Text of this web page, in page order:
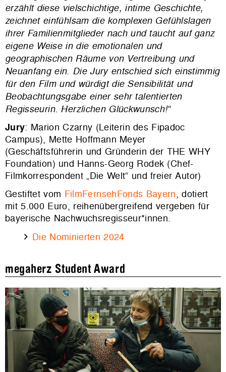
erzählt diese vielschichtige, intime Geschichte,
zeichnet einfühlsam die komplexen Gefühlslagen
ihrer Familienmitglieder nach und taucht auf ganz
eigene Weise in die emotionalen und
geographischen Räume von Vertreibung und
Neuanfang ein. Die Jury entschied sich einstimmig
für den Film und würdigt die Sensibilität und
Beobachtungsgabe einer sehr talentierten
Regisseurin. Herzlichen Glückwunsch!“
Jury: Marion Czarny (Leiterin des Fipadoc
Campus), Mette Hoffmann Meyer
(Geschäftsführerin und Gründerin der THE WHY
Foundation) und Hanns-Georg Rodek (Chef-
Filmkorrespondent „Die Welt“ und freier Autor)
Gestiftet vom FilmFernsehFonds Bayern, dotiert
mit 5.000 Euro, reihenübergreifend vergeben für
bayerische Nachwuchsregisseur*innen.
Die Nominierten 2024
megaherz Student Award